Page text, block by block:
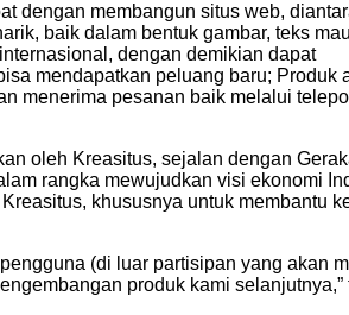
dengan membangun situs web,
baik dalam bentuk gambar, teks
dengan demikian dapat
mendapatkan peluang baru; Produk
menerima pesanan baik melalui
oleh Kreasitus, sejalan dengan
rangka mewujudkan visi ekonomi
khususnya untuk membantu
(di luar partisipan yang akan
produk kami selanjutnya,”